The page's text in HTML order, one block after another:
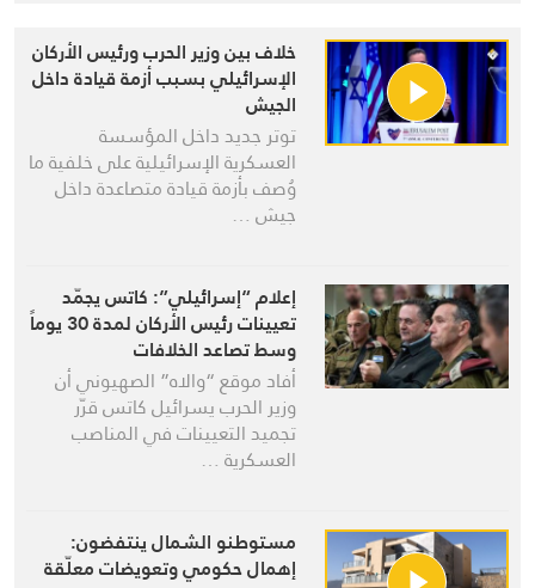
خلاف بين وزير الحرب ورئيس الأركان
الإسرائيلي بسبب أزمة قيادة داخل
الجيش
توتر جديد داخل المؤسسة
العسكرية الإسرائيلية على خلفية ما
وُصف بأزمة قيادة متصاعدة داخل
جيش …
إعلام “إسرائيلي”: كاتس يجمّد
تعيينات رئيس الأركان لمدة 30 يوماً
وسط تصاعد الخلافات
أفاد موقع “والاه” الصهيوني أن
وزير الحرب يسرائيل كاتس قرّر
تجميد التعيينات في المناصب
العسكرية …
مستوطنو الشمال ينتفضون:
إهمال حكومي وتعويضات معلّقة